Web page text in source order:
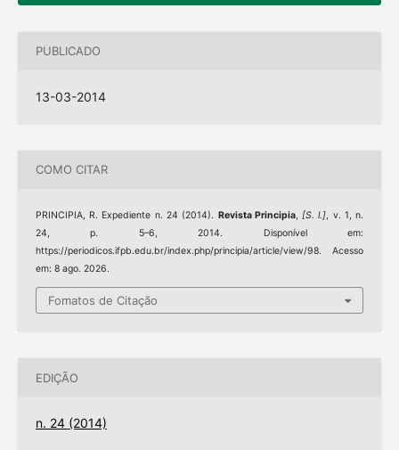
PUBLICADO
13-03-2014
COMO CITAR
PRINCIPIA, R. Expediente n. 24 (2014). Revista Principia,[S. l.], v. 1, n.
24, p. 5–6, 2014. Disponível em:
https://periodicos.ifpb.edu.br/index.php/principia/article/view/98. Acesso
em: 8 ago. 2026.
Fomatos de Citação
EDIÇÃO
n. 24 (2014)